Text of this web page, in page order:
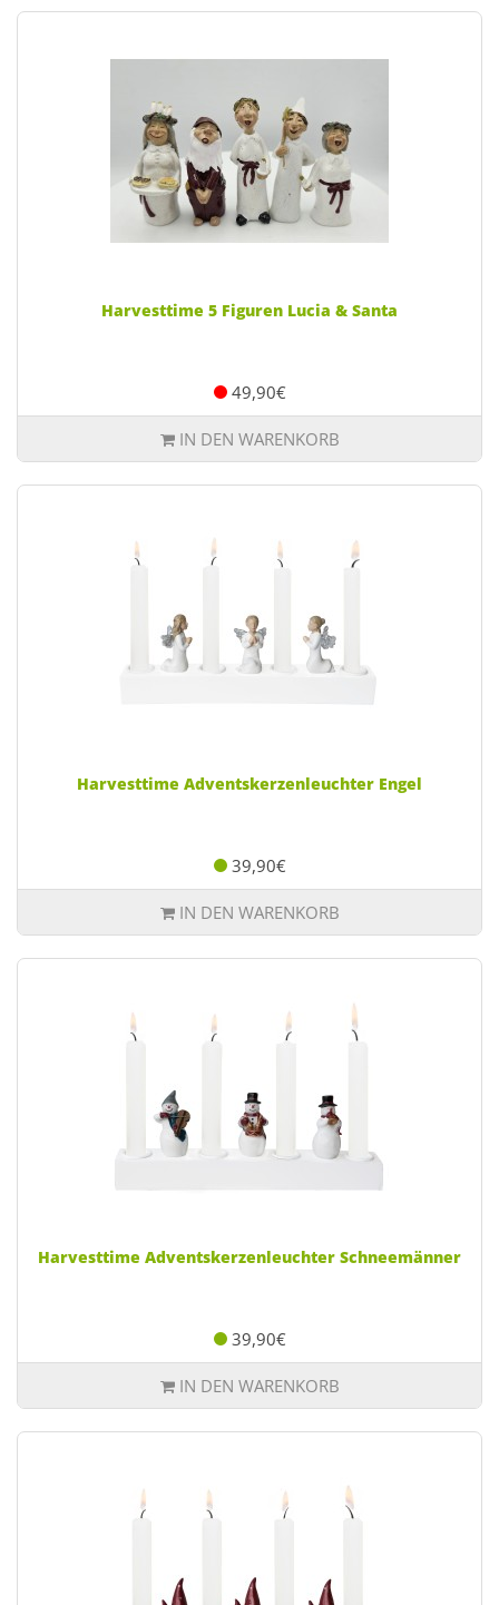
Harvesttime 5 Figuren Lucia & Santa
49,90€
IN DEN WARENKORB
Harvesttime Adventskerzenleuchter Engel
39,90€
IN DEN WARENKORB
Harvesttime Adventskerzenleuchter Schneemänner
39,90€
IN DEN WARENKORB